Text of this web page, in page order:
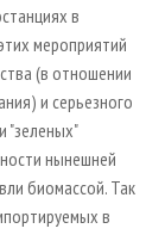
в
мероприятий
(в отношении
и серьезного
"зеленых"
нынешней
биомассой. Так
в